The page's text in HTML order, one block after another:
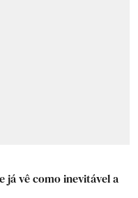
já vê como inevitável a